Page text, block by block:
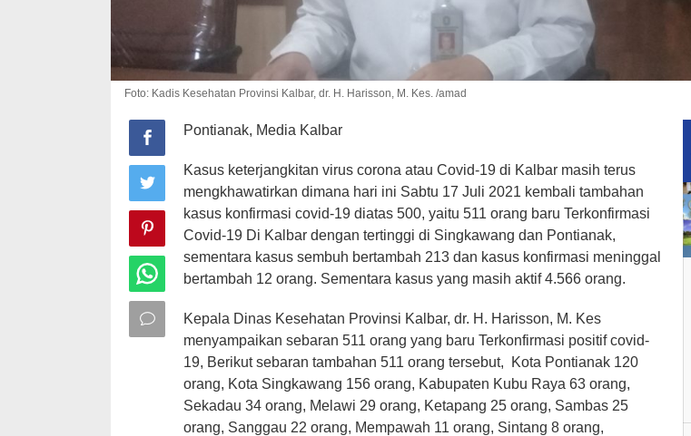
Foto: Kadis Kesehatan Provinsi Kalbar, dr. H. Harisson, M. Kes. /amad
Pontianak, Media Kalbar
Kasus keterjangkitan virus corona atau Covid-19 di Kalbar masih terus
mengkhawatirkan dimana hari ini Sabtu 17 Juli 2021 kembali tambahan
kasus konfirmasi covid-19 diatas 500, yaitu 511 orang baru Terkonfirmasi
Covid-19 Di Kalbar dengan tertinggi di Singkawang dan Pontianak,
sementara kasus sembuh bertambah 213 dan kasus konfirmasi meninggal
bertambah 12 orang. Sementara kasus yang masih aktif 4.566 orang.
Kepala Dinas Kesehatan Provinsi Kalbar, dr. H. Harisson, M. Kes
menyampaikan sebaran 511 orang yang baru Terkonfirmasi positif covid-
19, Berikut sebaran tambahan 511 orang tersebut, Kota Pontianak 120
orang, Kota Singkawang 156 orang, Kabupaten Kubu Raya 63 orang,
Sekadau 34 orang, Melawi 29 orang, Ketapang 25 orang, Sambas 25
orang, Sanggau 22 orang, Mempawah 11 orang, Sintang 8 orang,